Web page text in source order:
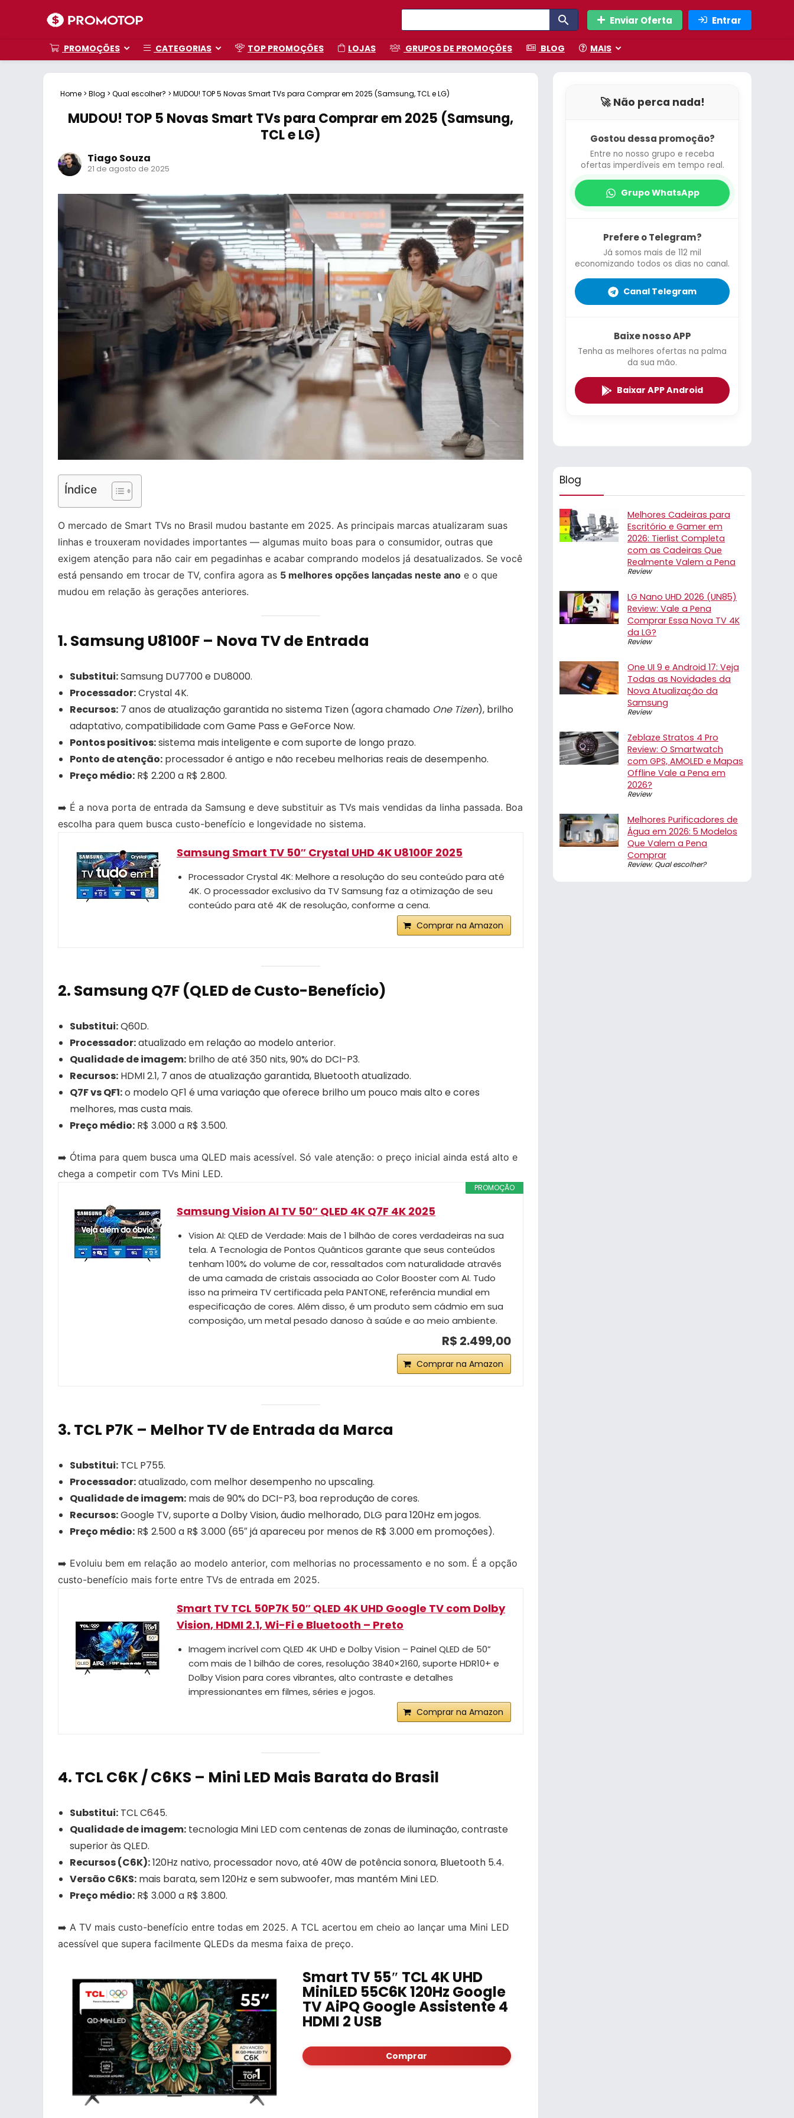
Enviar Oferta Entrar
PROMOÇÕES CATEGORIAS TOP PROMOÇÕES LOJAS GRUPOS DE PROMOÇÕES BLOG MAIS
Home > Blog > Qual escolher? > MUDOU! TOP 5 Novas Smart TVs para Comprar em 2025 (Samsung, TCL e LG)
MUDOU! TOP 5 Novas Smart TVs para Comprar em 2025 (Samsung,
TCL e LG)
Tiago Souza
21 de agosto de 2025
Índice
O mercado de Smart TVs no Brasil mudou bastante em 2025. As principais marcas atualizaram suas
linhas e trouxeram novidades importantes — algumas muito boas para o consumidor, outras que
exigem atenção para não cair em pegadinhas e acabar comprando modelos já desatualizados. Se você
está pensando em trocar de TV, confira agora as 5 melhores opções lançadas neste ano e o que
mudou em relação às gerações anteriores.
1. Samsung U8100F – Nova TV de Entrada
Substitui:Samsung DU7700 e DU8000.
Processador:Crystal 4K.
Recursos: 7 anos de atualização garantida no sistema Tizen (agora chamado One Tizen), brilho
adaptativo, compatibilidade com Game Pass e GeForce Now.
Pontos positivos:sistema mais inteligente e com suporte de longo prazo.
Ponto de atenção: processador é antigo e não recebeu melhorias reais de desempenho.
Preço médio: R$ 2.200 a R$ 2.800.
➡️ É a nova porta de entrada da Samsung e deve substituir as TVs mais vendidas da linha passada. Boa
escolha para quem busca custo-benefício e longevidade no sistema.
Samsung Smart TV 50″ Crystal UHD 4K U8100F 2025
Processador Crystal 4K: Melhore a resolução do seu conteúdo para até
4K. O processador exclusivo da TV Samsung faz a otimização de seu
conteúdo para até 4K de resolução, conforme a cena.
Comprar na Amazon
2. Samsung Q7F (QLED de Custo-Benefício)
Substitui:Q60D.
Processador:atualizado em relação ao modelo anterior.
Qualidade de imagem: brilho de até 350 nits, 90% do DCI-P3.
Recursos: HDMI 2.1, 7 anos de atualização garantida, Bluetooth atualizado.
Q7F vs QF1:o modelo QF1 é uma variação que oferece brilho um pouco mais alto e cores
melhores, mas custa mais.
Preço médio: R$ 3.000 a R$ 3.500.
➡️ Ótima para quem busca uma QLED mais acessível. Só vale atenção: o preço inicial ainda está alto e
chega a competir com TVs Mini LED.
PROMOÇÃO
Samsung Vision AI TV 50″ QLED 4K Q7F 4K 2025
Vision AI: QLED de Verdade: Mais de 1 bilhão de cores verdadeiras na sua
tela. A Tecnologia de Pontos Quânticos garante que seus conteúdos
tenham 100% do volume de cor, ressaltados com naturalidade através
de uma camada de cristais associada ao Color Booster com AI. Tudo
isso na primeira TV certificada pela PANTONE, referência mundial em
especificação de cores. Além disso, é um produto sem cádmio em sua
composição, um metal pesado danoso à saúde e ao meio ambiente.
R$ 2.499,00
Comprar na Amazon
3. TCL P7K – Melhor TV de Entrada da Marca
Substitui: TCL P755.
Processador:atualizado, com melhor desempenho no upscaling.
Qualidade de imagem: mais de 90% do DCI-P3, boa reprodução de cores.
Recursos:Google TV, suporte a Dolby Vision, áudio melhorado, DLG para 120Hz em jogos.
Preço médio: R$ 2.500 a R$ 3.000 (65″ já apareceu por menos de R$ 3.000 em promoções).
➡️ Evoluiu bem em relação ao modelo anterior, com melhorias no processamento e no som. É a opção
custo-benefício mais forte entre TVs de entrada em 2025.
Smart TV TCL 50P7K 50″ QLED 4K UHD Google TV com Dolby
Vision, HDMI 2.1, Wi-Fi e Bluetooth – Preto
Imagem incrível com QLED 4K UHD e Dolby Vision – Painel QLED de 50”
com mais de 1 bilhão de cores, resolução 3840×2160, suporte HDR10+ e
Dolby Vision para cores vibrantes, alto contraste e detalhes
impressionantes em filmes, séries e jogos.
Comprar na Amazon
4. TCL C6K / C6KS – Mini LED Mais Barata do Brasil
Substitui: TCL C645.
Qualidade de imagem: tecnologia Mini LED com centenas de zonas de iluminação, contraste
superior às QLED.
Recursos (C6K):120Hz nativo, processador novo, até 40W de potência sonora, Bluetooth 5.4.
Versão C6KS: mais barata, sem 120Hz e sem subwoofer, mas mantém Mini LED.
Preço médio: R$ 3.000 a R$ 3.800.
➡️ A TV mais custo-benefício entre todas em 2025. A TCL acertou em cheio ao lançar uma Mini LED
acessível que supera facilmente QLEDs da mesma faixa de preço.
Smart TV 55″ TCL 4K UHD
MiniLED 55C6K 120Hz Google
TV AiPQ Google Assistente 4
HDMI 2 USB
Comprar
🚀 Não perca nada!
Gostou dessa promoção?
Entre no nosso grupo e receba
ofertas imperdíveis em tempo real.
Grupo WhatsApp
Prefere o Telegram?
Já somos mais de 112 mil
economizando todos os dias no canal.
Canal Telegram
Baixe nosso APP
Tenha as melhores ofertas na palma
da sua mão.
Baixar APP Android
Blog
Melhores Cadeiras para
Escritório e Gamer em
2026: Tierlist Completa
com as Cadeiras Que
Realmente Valem a Pena
Review
LG Nano UHD 2026 (UN85)
Review: Vale a Pena
Comprar Essa Nova TV 4K
da LG?
Review
One UI 9 e Android 17: Veja
Todas as Novidades da
Nova Atualização da
Samsung
Review
Zeblaze Stratos 4 Pro
Review: O Smartwatch
com GPS, AMOLED e Mapas
Offline Vale a Pena em
2026?
Review
Melhores Purificadores de
Água em 2026: 5 Modelos
Que Valem a Pena
Comprar
Review, Qual escolher?